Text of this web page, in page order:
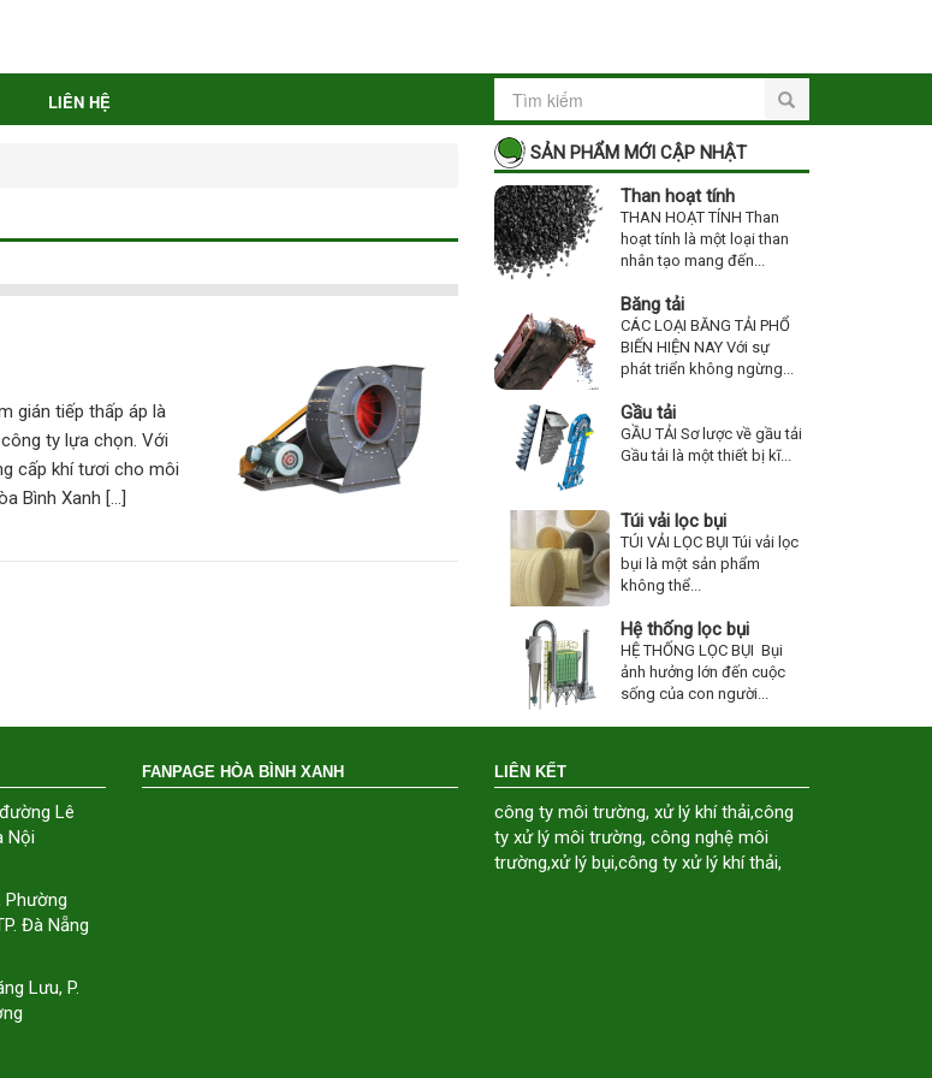
LIÊN HỆ
gián tiếp thấp áp là
ty lựa chọn. Với
cấp khí tươi cho môi
Bình Xanh […]
SẢN PHẨM MỚI CẬP NHẬT
Than hoạt tính
THAN HOẠT TÍNH Than
hoạt tính là một loại than
nhân tạo mang đến...
Băng tải
CÁC LOẠI BĂNG TẢI PHỔ
BIẾN HIỆN NAY Với sự
phát triển không ngừng...
Gầu tải
GẦU TẢI Sơ lược về gầu tải
Gầu tải là một thiết bị kĩ...
Túi vải lọc bụi
TÚI VẢI LỌC BỤI Túi vải lọc
bụi là một sản phẩm
không thể...
Hệ thống lọc bụi
HỆ THỐNG LỌC BỤI Bụi
ảnh hưởng lớn đến cuộc
sống của con người...
Lê
Nội
Phường
Đà Nẵng
Lưu, P.
FANPAGE HÒA BÌNH XANH LIÊN KẾT
công ty môi trường, xử lý khí thải,công
ty xử lý môi trường, công nghệ môi
trường,xử lý bụi,công ty xử lý khí thải,